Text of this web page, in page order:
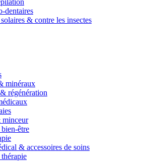
dentaires
& contre les insectes
minéraux
régénération
être
& accessoires de soins